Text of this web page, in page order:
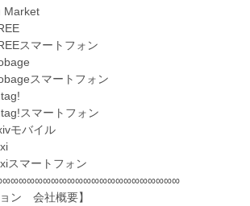
トフォン
ートフォン
トフォン
イル
フォン
ン 会社概要】